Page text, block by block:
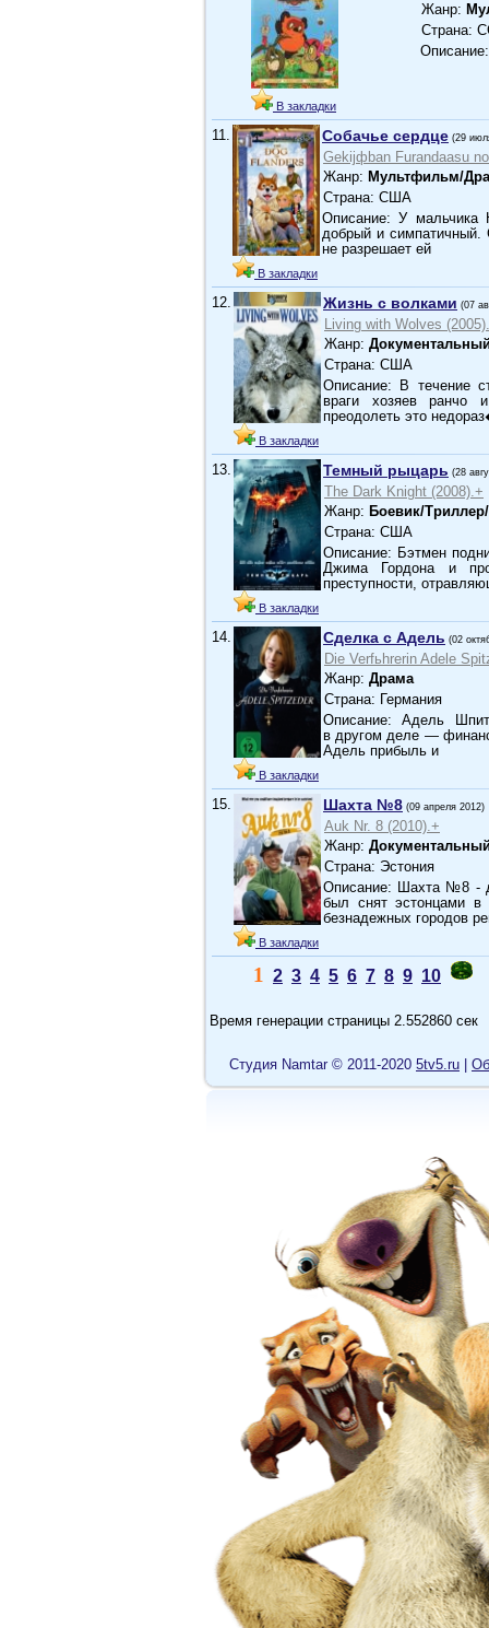
В закладки
Жанр:
Страна:
Описание:
11.
В закладки
Собачье сердце (29
Gekijфban Furandaasu
Жанр: Мультфильм/
Страна: США
Описание: У мальчика
добрый и симпатичный.
не разрешает ей
12.
В закладки
Жизнь с волками (07
Living with Wolves
Жанр:
Страна: США
Описание: В течение
враги хозяев ранчо
преодолеть это
13.
В закладки
Темный рыцарь (28
The Dark Knight (2008).+
Жанр: Боевик/
Страна: США
Описание: Бэтмен
Джима Гордона и
преступности,
14.
В закладки
Сделка с Адель (02
Die Verfьhrerin Adele
Жанр: Драма
Страна: Германия
Описание: Адель
в другом деле —
Адель прибыль и
15.
В закладки
Шахта №8 (09 апреля 2012)
Auk Nr. 8 (2010).+
Жанр:
Страна: Эстония
Описание: Шахта №8 -
был снят эстонцами
безнадежных городов
1 2 3 4 5 6 7 8 9 10
Время генерации страницы 2.552860 сек
Cтудия Namtar © 2011-2020 5tv5.ru